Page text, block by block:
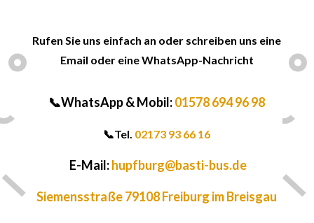
Rufen Sie uns einfach an oder schreiben uns eine
Email oder eine WhatsApp-Nachricht
📞WhatsApp & Mobil:01578 694 96 98
📞Tel. 02173 93 66 16
E-Mail:hupfburg@basti-bus.de
Siemensstraße 79108 Freiburg im Breisgau